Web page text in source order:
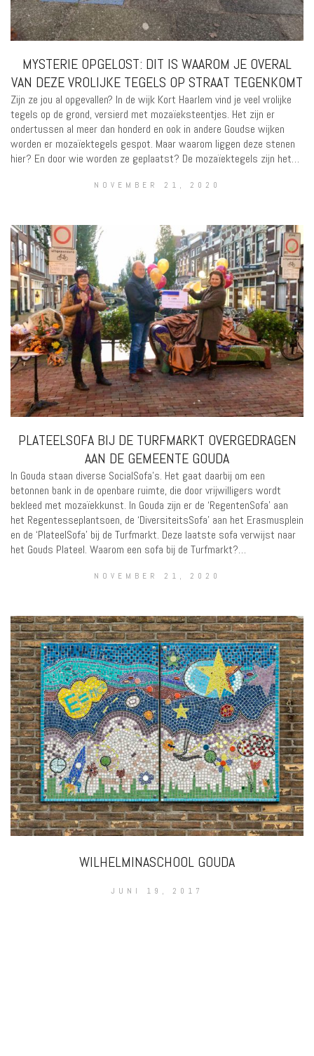
MYSTERIE OPGELOST: DIT IS WAAROM JE OVERAL
VAN DEZE VROLIJKE TEGELS OP STRAAT TEGENKOMT
Zijn ze jou al opgevallen? In de wijk Kort Haarlem vind je veel vrolijke
tegels op de grond, versierd met mozaïeksteentjes. Het zijn er
ondertussen al meer dan honderd en ook in andere Goudse wijken
worden er mozaïektegels gespot. Maar waarom liggen deze stenen
hier? En door wie worden ze geplaatst? De mozaïektegels zijn het…
NOVEMBER 21, 2020
PLATEELSOFA BIJ DE TURFMARKT OVERGEDRAGEN
AAN DE GEMEENTE GOUDA
In Gouda staan diverse SocialSofa’s. Het gaat daarbij om een
betonnen bank in de openbare ruimte, die door vrijwilligers wordt
bekleed met mozaïekkunst. In Gouda zijn er de ‘RegentenSofa’ aan
het Regentesseplantsoen, de ‘DiversiteitsSofa’ aan het Erasmusplein
en de ‘PlateelSofa’ bij de Turfmarkt. Deze laatste sofa verwijst naar
het Gouds Plateel. Waarom een sofa bij de Turfmarkt?…
NOVEMBER 21, 2020
WILHELMINASCHOOL GOUDA
JUNI 19, 2017